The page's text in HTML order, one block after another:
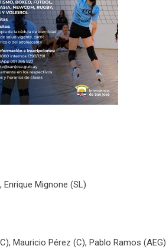
Mignone (SL)
Mauricio Pérez (C), Pablo Ramos (AEG)